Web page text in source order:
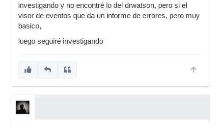
investigando y no encontré lo del drwatson, pero si el
visor de eventos que da un informe de errores, pero muy
basico,
luego seguiré investigando